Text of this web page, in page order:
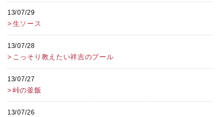
13/07/29
生ソース
13/07/28
こっそり教えたい祥吉のプール
13/07/27
峠の釜飯
13/07/26